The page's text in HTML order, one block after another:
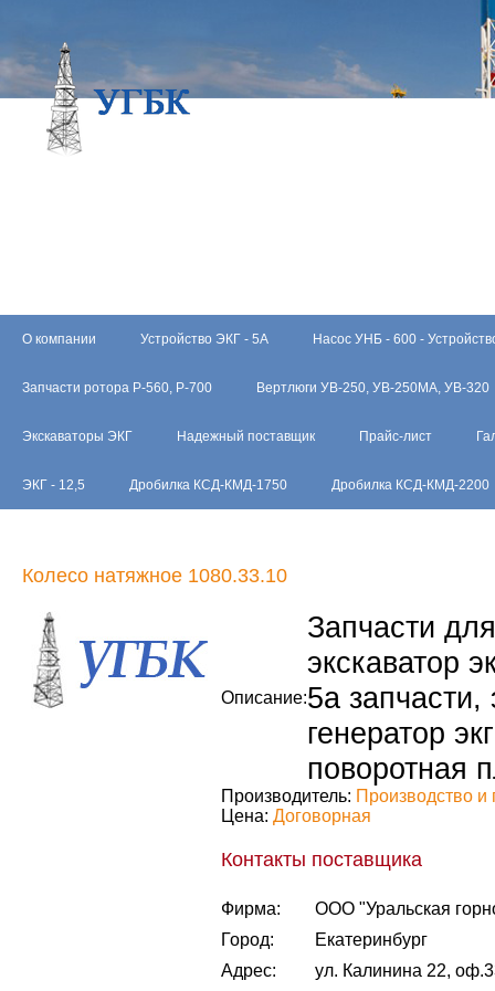
О компании Устройство ЭКГ - 5А Насос УНБ - 600 -
Запчасти ротора Р-560, Р-700 Вертлюги УВ-250, УВ-250МА, УВ-320
Экскаваторы ЭКГ Надежный поставщик Прайс-лист
ЭКГ - 12,5 Дробилка КСД-КМД-1750 Дробилка КСД-КМД-2200
Колесо натяжное 1080.33.10
Описание:
Запчасти
экскаватор
5а запчасти,
генератор
поворотная
Производитель: Производство и
Цена: Договорная
Контакты поставщика
Фирма:
ООО "Уральская
Город:
Екатеринбург
Адрес:
ул. Калинина 22,